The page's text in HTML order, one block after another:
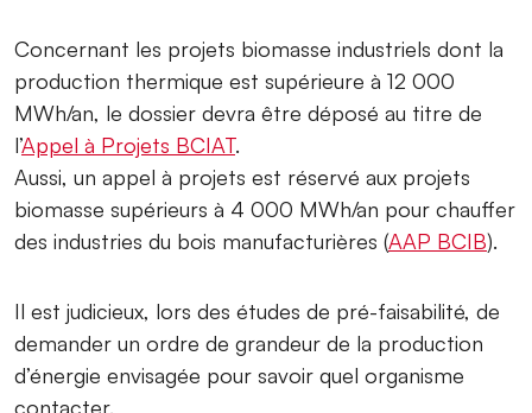
Concernant les projets biomasse industriels dont la
production thermique est supérieure à 12 000
MWh/an, le dossier devra être déposé au titre de
l’Appel à Projets BCIAT.
Aussi, un appel à projets est réservé aux projets
biomasse supérieurs à 4 000 MWh/an pour chauffer
des industries du bois manufacturières (AAP BCIB).
Il est judicieux, lors des études de pré-faisabilité, de
demander un ordre de grandeur de la production
d’énergie envisagée pour savoir quel organisme
contacter.